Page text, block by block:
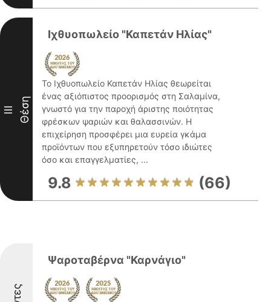
III Θέση
Ιχθυοπωλείο "Καπετάν Ηλίας"
Το Ιχθυοπωλείο Καπετάν Ηλίας θεωρείται
ένας αξιόπιστος προορισμός στη Σαλαμίνα,
γνωστό για την παροχή άριστης ποιότητας
φρέσκων ψαριών και θαλασσινών. Η
επιχείρηση προσφέρει μια ευρεία γκάμα
προϊόντων που εξυπηρετούν τόσο ιδιώτες
όσο και επαγγελματίες, ...
9.8 (66)
Ψαροταβέρνα "Καρνάγιο"